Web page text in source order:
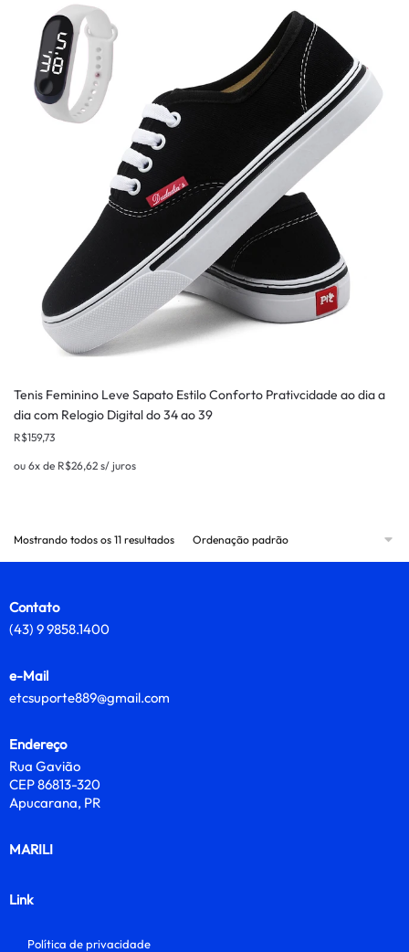
Tenis Feminino Leve Sapato Estilo Conforto Prativcidade ao dia a
dia com Relogio Digital do 34 ao 39
R$159,73
ou 6x de R$26,62 s/ juros
Mostrando todos os 11 resultados
Contato
(43) 9 9858.1400
e-Mail
etcsuporte889@gmail.com
Endereço
Rua Gavião
CEP 86813-320
Apucarana, PR
MARILI
Link
Política de privacidade